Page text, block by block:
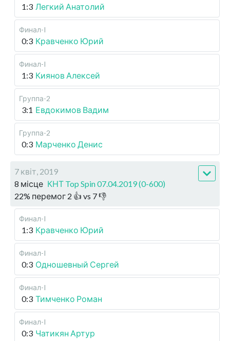
1:3 Легкий Анатолий
Финал-I
0:3 Кравченко Юрий
Финал-I
1:3 Киянов Алексей
Группа-2
3:1 Евдокимов Вадим
Группа-2
0:3 Марченко Денис
7 квіт, 2019
8 місце КНТ Top Spin 07.04.2019 (0-600)
22% перемог 2 👍 vs 7👎
Финал-I
1:3 Кравченко Юрий
Финал-I
0:3 Одношевный Сергей
Финал-I
0:3 Тимченко Роман
Финал-I
0:3 Чатикян Артур